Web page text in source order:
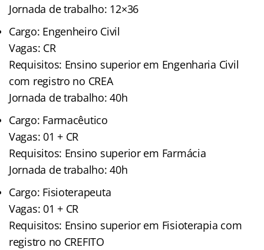
Jornada de trabalho: 12×36
Cargo: Engenheiro Civil
Vagas: CR
Requisitos: Ensino superior em Engenharia Civil
com registro no CREA
Jornada de trabalho: 40h
Cargo: Farmacêutico
Vagas: 01 + CR
Requisitos: Ensino superior em Farmácia
Jornada de trabalho: 40h
Cargo: Fisioterapeuta
Vagas: 01 + CR
Requisitos: Ensino superior em Fisioterapia com
registro no CREFITO